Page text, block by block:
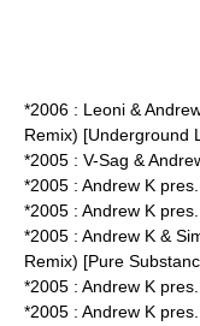
*2006 : Leoni &
Remix) [Underground
*2005 : V-Sag &
*2005 : Andrew K
*2005 : Andrew K
*2005 : Andrew K &
Remix) [Pure
*2005 : Andrew K
*2005 : Andrew K